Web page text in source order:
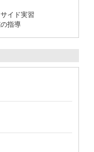
イド実習
指導